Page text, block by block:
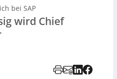
bei SAP
wird Chief